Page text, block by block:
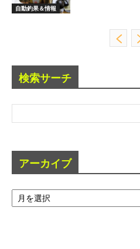
自動釣果＆情報
検索サーチ
アーカイブ
ア
ー